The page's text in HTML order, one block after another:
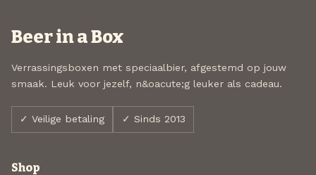
Beer in a Box
Verrassingsboxen met speciaalbier, afgestemd op jouw
smaak. Leuk voor jezelf, n&oacute;g leuker als cadeau.
✓ Veilige betaling ✓ Sinds 2013
Shop